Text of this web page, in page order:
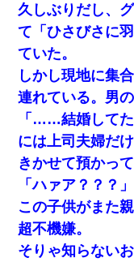
久しぶりだし、
て「ひさびさに
ていた。
しかし現地に集
連れている。男
「……結婚して
には上司夫婦だ
きかせて預かっ
「ハァア？？？
この子供がまた
超不機嫌。
そりゃ知らない